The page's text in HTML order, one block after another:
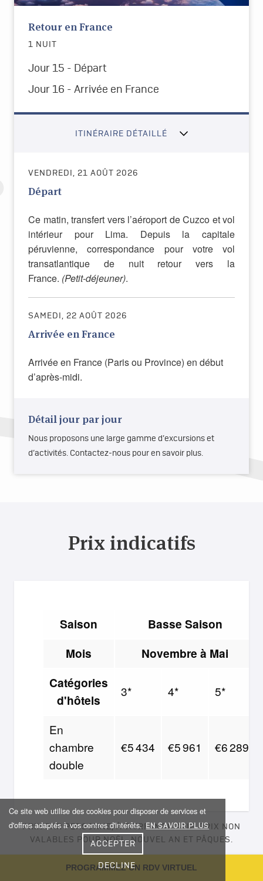
Ce site web utilise des cookies pour disposer de services et
d'offres adaptés à vos centres d'intérêts. EN SAVOIR PLUS
DECLINE
ACCEPTER
PROGRAMMEZ UN RDV VIRTUEL
Retour en France
1 NUIT
Jour 15 - Départ
Jour 16 - Arrivée en France
ITINÉRAIRE DÉTAILLÉ
VENDREDI, 21 AOÛT 2026
Départ
Ce matin, transfert vers l’aéroport de Cuzco et vol
intérieur pour Lima. Depuis la capitale
péruvienne, correspondance pour votre vol
transatlantique de nuit retour vers la
France. (Petit-déjeuner).
SAMEDI, 22 AOÛT 2026
Arrivée en France
Arrivée en France (Paris ou Province) en début
d’après-midi.
Détail jour par jour
Nous proposons une large gamme d’excursions et
d’activités. Contactez-nous pour en savoir plus.
Prix indicatifs
Saison
Basse Saison
Mois
Novembre à Mai
Catégories
d'hôtels
3* 4* 5*
En
chambre
double
€5 434 €5 961 €6 289
PRIX PAR PERSONNE, À TITRE INDICATIF. PRIX NON
VALABLES POUR NOËL, NOUVEL AN ET PÂQUES.
Voyagez en toute confiance